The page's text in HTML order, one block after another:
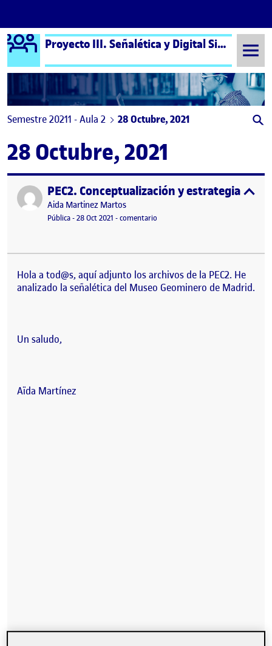
Saltar al contenido
Logo Ágora Proyecto III. Señalética y Digital Signage aula 2
Semestre 20211 - Aula 2 28 Octubre, 2021
28 Octubre, 2021
Publicado porPEC2. Conceptualización y estrategia –
Publicado por
Aida Martinez Martos
Visibilidad:
Pública-Fecha de publicación
28 Oct 2021 -comentario
Hola a tod@s, aquí adjunto los archivos de la PEC2. He
analizado la señalética del Museo Geominero de Madrid.
Un saludo,
Aïda Martínez